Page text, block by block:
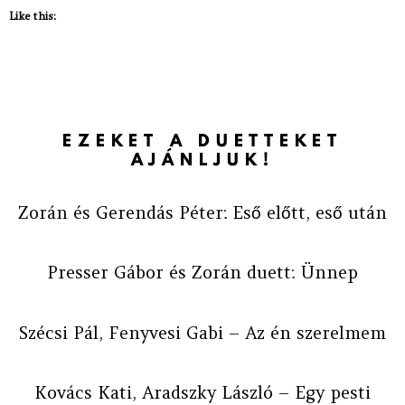
Like this:
EZEKET A DUETTEKET
AJÁNLJUK!
Zorán és Gerendás Péter: Eső előtt, eső után
Presser Gábor és Zorán duett: Ünnep
Szécsi Pál, Fenyvesi Gabi – Az én szerelmem
Kovács Kati, Aradszky László – Egy pesti